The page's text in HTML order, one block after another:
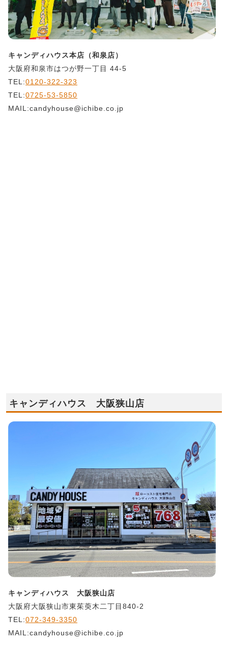
キャンディハウス本店（和泉店）
大阪府和泉市はつが野一丁目 44-5
TEL:0120-322-323
TEL:0725-53-5850
MAIL:candyhouse@ichibe.co.jp
キャンディハウス 大阪狭山店
キャンディハウス 大阪狭山店
大阪府大阪狭山市東茱萸木二丁目840-2
TEL:072-349-3350
MAIL:candyhouse@ichibe.co.jp